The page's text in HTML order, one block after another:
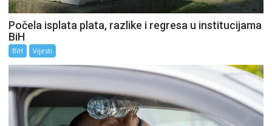
Počela isplata plata, razlike i regresa u institucijama
BiH
BiH Vijesti